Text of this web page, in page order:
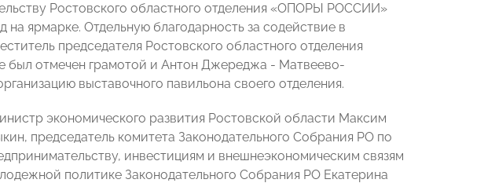
Ростовского областного отделения «ОПОРЫ РОССИИ»
ярмарке. Отдельную благодарность за содействие в
председателя Ростовского областного отделения
отмечен грамотой и Антон Джереджа - Матвеево-
выставочного павильона своего отделения.
экономического развития Ростовской области Максим
председатель комитета Законодательного Собрания РО по
инвестициям и внешнеэкономическим связям
политике Законодательного Собрания РО Екатерина